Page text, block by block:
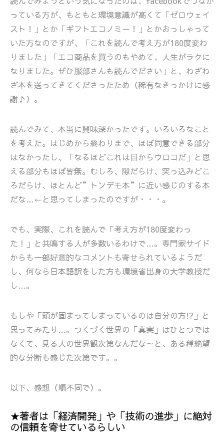
っている方が、もともと環境意識が高くて「ゼロウェイ
スト！」とか「ギフトエコノミー！」とかおっしゃって
いた方なのですが、「これを読んで考え方が180度変わ
りました」「エコ商品を買うのもやめて、人生がラクに
なりました。ぜひ服部さんも読んでださい」と、わざわ
ざ本を送ってきてくださったため（稀有なきっかけに感
謝♪）。
読んでみて、本当に興味深かったです。いろいろなこと
を考えた。はじめから終わりまで、ほぼ同意できる部分
はなかったし、「なるほどこれは目からウロコだ」と思
える部分もほぼ皆無。むしろ、隙だらけ、突っ込みどこ
ろだらけ、ほとんど”トンデモ本”に近い感じのする本
だな…←と思ってしまったのですが・・・。
でも、実際、これを読んで「考え方が180度変わっ
た！」と共鳴する人が多数いるわけで…。専門家サイド
からも一部好意的なコメントも寄せられているようだ
し、何なら日本語訳をした方も環境省出身の大学教授だ
し…。
もしや「頭が固まってしまっているのは自分の方!?」と
思ってみたり…。つくづく世界の「真実」はひとつでは
なくて、見る人の世界観次第なんだな～と、ある種絶望
的な分断も感じた次第です。。
以下、感想（順不同で）。
★著者は「経済開発」や「技術の進歩」に絶対
の信頼を寄せているらしい